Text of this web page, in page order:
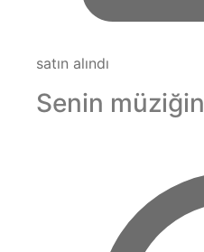
satın alındı
Senin müziğin